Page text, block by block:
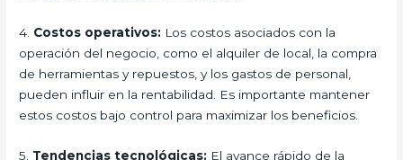
4. Costos operativos: Los costos asociados con la
operación del negocio, como el alquiler de local, la compra
de herramientas y repuestos, y los gastos de personal,
pueden influir en la rentabilidad. Es importante mantener
estos costos bajo control para maximizar los beneficios.
5. Tendencias tecnológicas: El avance rápido de la